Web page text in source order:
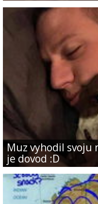
Muz vyhodil svoju manzelku z postele... tu
je dovod :D